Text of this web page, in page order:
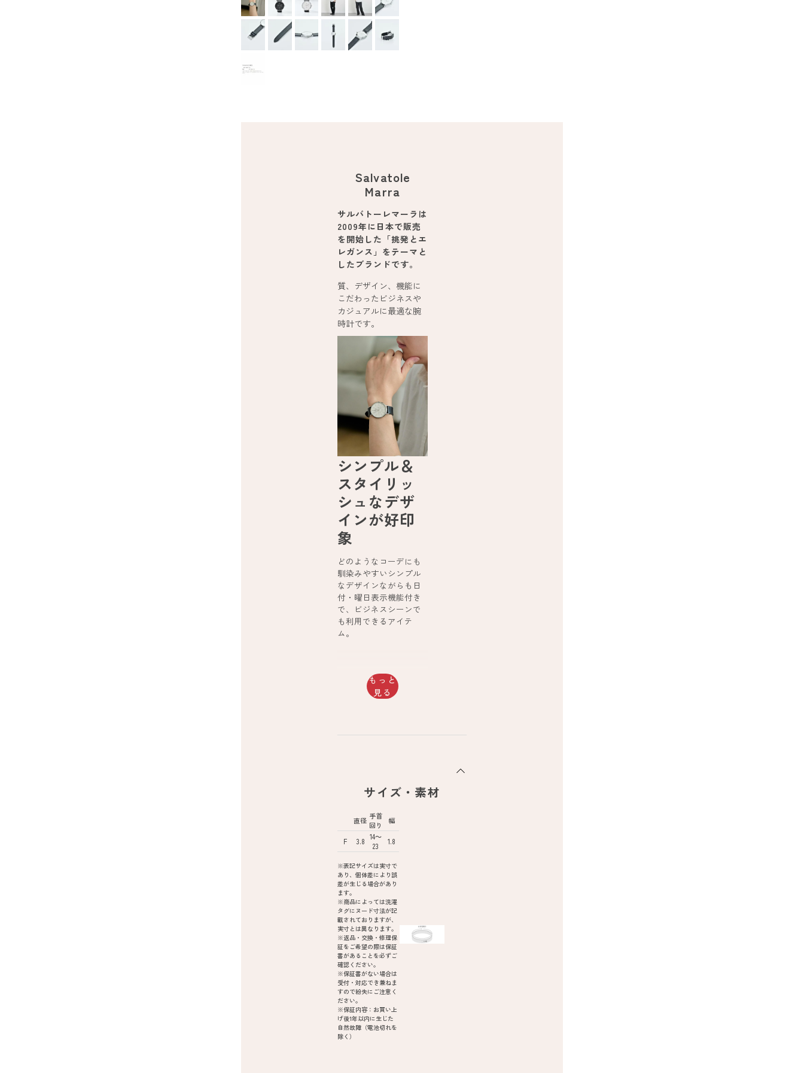
Salvatole
Marra
サルバトーレマーラは
2009年に日本で販売
を開始した「挑発とエ
レガンス」をテーマと
したブランドです。
質、デザイン、機能に
こだわったビジネスや
カジュアルに最適な腕
時計です。
シンプル＆
スタイリッ
シュなデザ
インが好印
象
どのようなコーデにも
馴染みやすいシンプル
なデザインながらも日
付・曜日表示機能付き
で、ビジネスシーンで
も利用できるアイテ
ム。
もっと
見る
サイズ・素材
直径 手首
回り
幅
F 3.8 14～
23
1.8
※表記サイズは実寸で
あり、個体差により誤
差が生じる場合があり
ます。
※商品によっては洗濯
タグにヌード寸法が記
載されておりますが、
実寸とは異なります。
※返品・交換・修理保
証をご希望の際は保証
書があることを必ずご
確認ください。
※保証書がない場合は
受付・対応でき兼ねま
すので紛失にご注意く
ださい。
※保証内容：お買い上
げ後1年以内に生じた
自然故障（電池切れを
除く）